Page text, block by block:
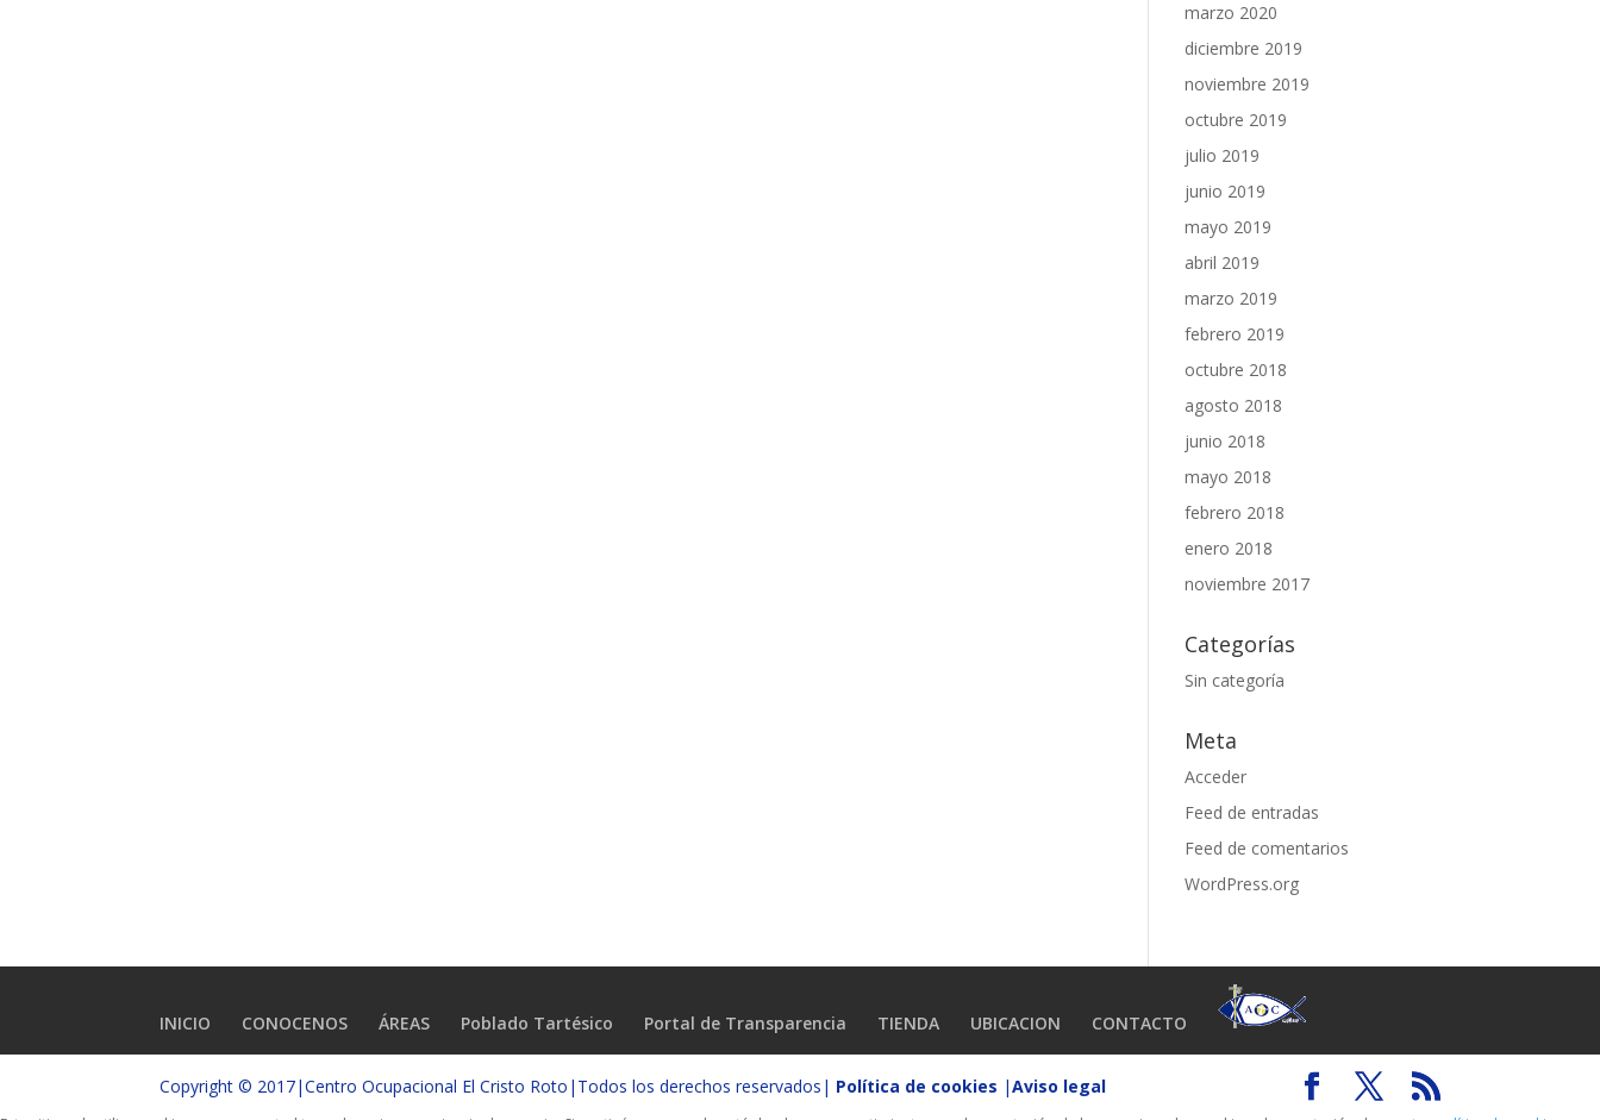
marzo 2020
diciembre 2019
noviembre 2019
octubre 2019
julio 2019
junio 2019
mayo 2019
abril 2019
marzo 2019
febrero 2019
octubre 2018
agosto 2018
junio 2018
mayo 2018
febrero 2018
enero 2018
noviembre 2017
Categorías
Sin categoría
Meta
Acceder
Feed de entradas
Feed de comentarios
WordPress.org
INICIO CONOCENOS ÁREAS Poblado Tartésico Portal de Transparencia TIENDA UBICACION CONTACTO
Copyright © 2017|Centro Ocupacional El Cristo Roto|Todos los derechos reservados| Política de cookies |Aviso legal